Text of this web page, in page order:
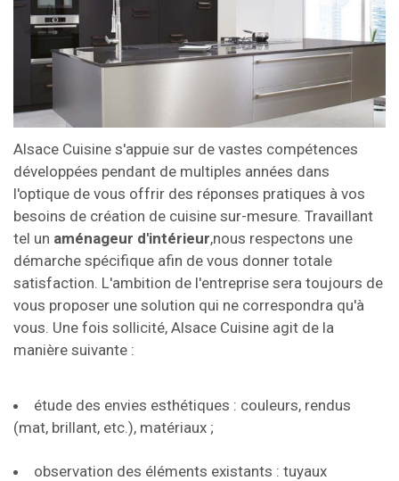
Alsace Cuisine s'appuie sur de vastes compétences
développées pendant de multiples années dans
l'optique de vous offrir des réponses pratiques à vos
besoins de création de cuisine sur-mesure. Travaillant
tel un aménageur d'intérieur,nous respectons une
démarche spécifique afin de vous donner totale
satisfaction. L'ambition de l'entreprise sera toujours de
vous proposer une solution qui ne correspondra qu'à
vous. Une fois sollicité, Alsace Cuisine agit de la
manière suivante :
étude des envies esthétiques : couleurs, rendus
(mat, brillant, etc.), matériaux ;
observation des éléments existants : tuyaux